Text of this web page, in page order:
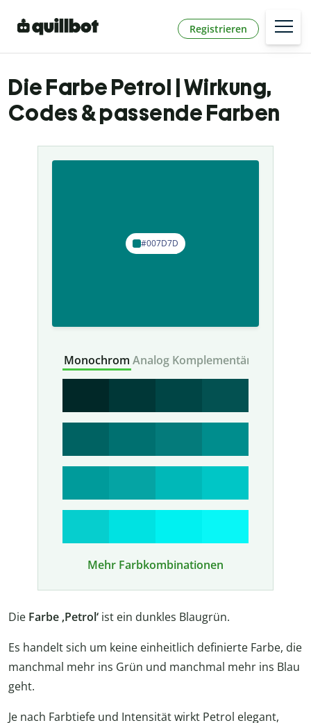
Registrieren
Die Farbe Petrol | Wirkung,
Codes & passende Farben
Die Farbe ‚Petrol‘ ist ein dunkles Blaugrün.
Es handelt sich um keine einheitlich definierte Farbe, die
manchmal mehr ins Grün und manchmal mehr ins Blau
geht.
Je nach Farbtiefe und Intensität wirkt Petrol elegant,
#007D7D
Monochrom Analog Komplementär
Mehr Farbkombinationen